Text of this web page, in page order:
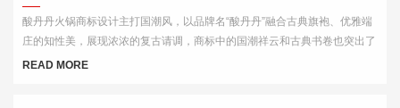
酸丹丹火锅商标设计主打国潮风，以品牌名“酸丹丹”融合古典旗袍、优雅端
庄的知性美，展现浓浓的复古请调，商标中的国潮祥云和古典书卷也突出了
中式元素，“祥云”又代表了吉祥，喜庆，幸福，更有人间烟火的气息，象征
READ MORE